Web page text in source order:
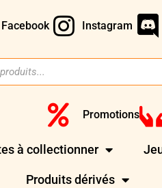
Facebook Instagram
Promotions
à collectionner
Produits dérivés